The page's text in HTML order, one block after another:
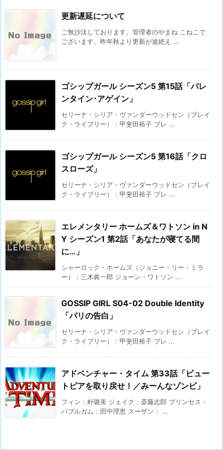
更新遅延について
ご無沙汰しております。管理者のやまね こねこで
ございます。昨年秋より更新が途絶え ...
ゴシップガール シーズン5 第15話「バレ
ンタイン･アゲイン」
セリーナ・シリア・ヴァンダーウッドセン（ブレイ
ク・ライブリー）：甲斐田裕子 ブレ ...
ゴシップガール シーズン5 第16話「クロ
スローズ」
セリーナ・シリア・ヴァンダーウッドセン（ブレイ
ク・ライブリー）：甲斐田裕子 ブレ ...
エレメンタリー ホームズ＆ワトソン in N
Y シーズン1 第2話「あなたが寝てる間
に…」
シャーロック・ホームズ（ジョニー・リー・ミラ
ー）：三木眞一郎 ジョーン・ワトソン ...
GOSSIP GIRL S04-02 Double Identity
「パリの告白」
セリーナ・シリア・ヴァンダーウッドセン（ブレイ
ク・ライブリー）：甲斐田裕子 ブレ ...
アドベンチャー・タイム 第33話「ビュー
トピアを取り戻せ！／みーんなゾンビ」
フィン：朴璐美 ジェイク：斎藤志郎 プリンセス・
バブルガム：田中理恵 スーザン： ...